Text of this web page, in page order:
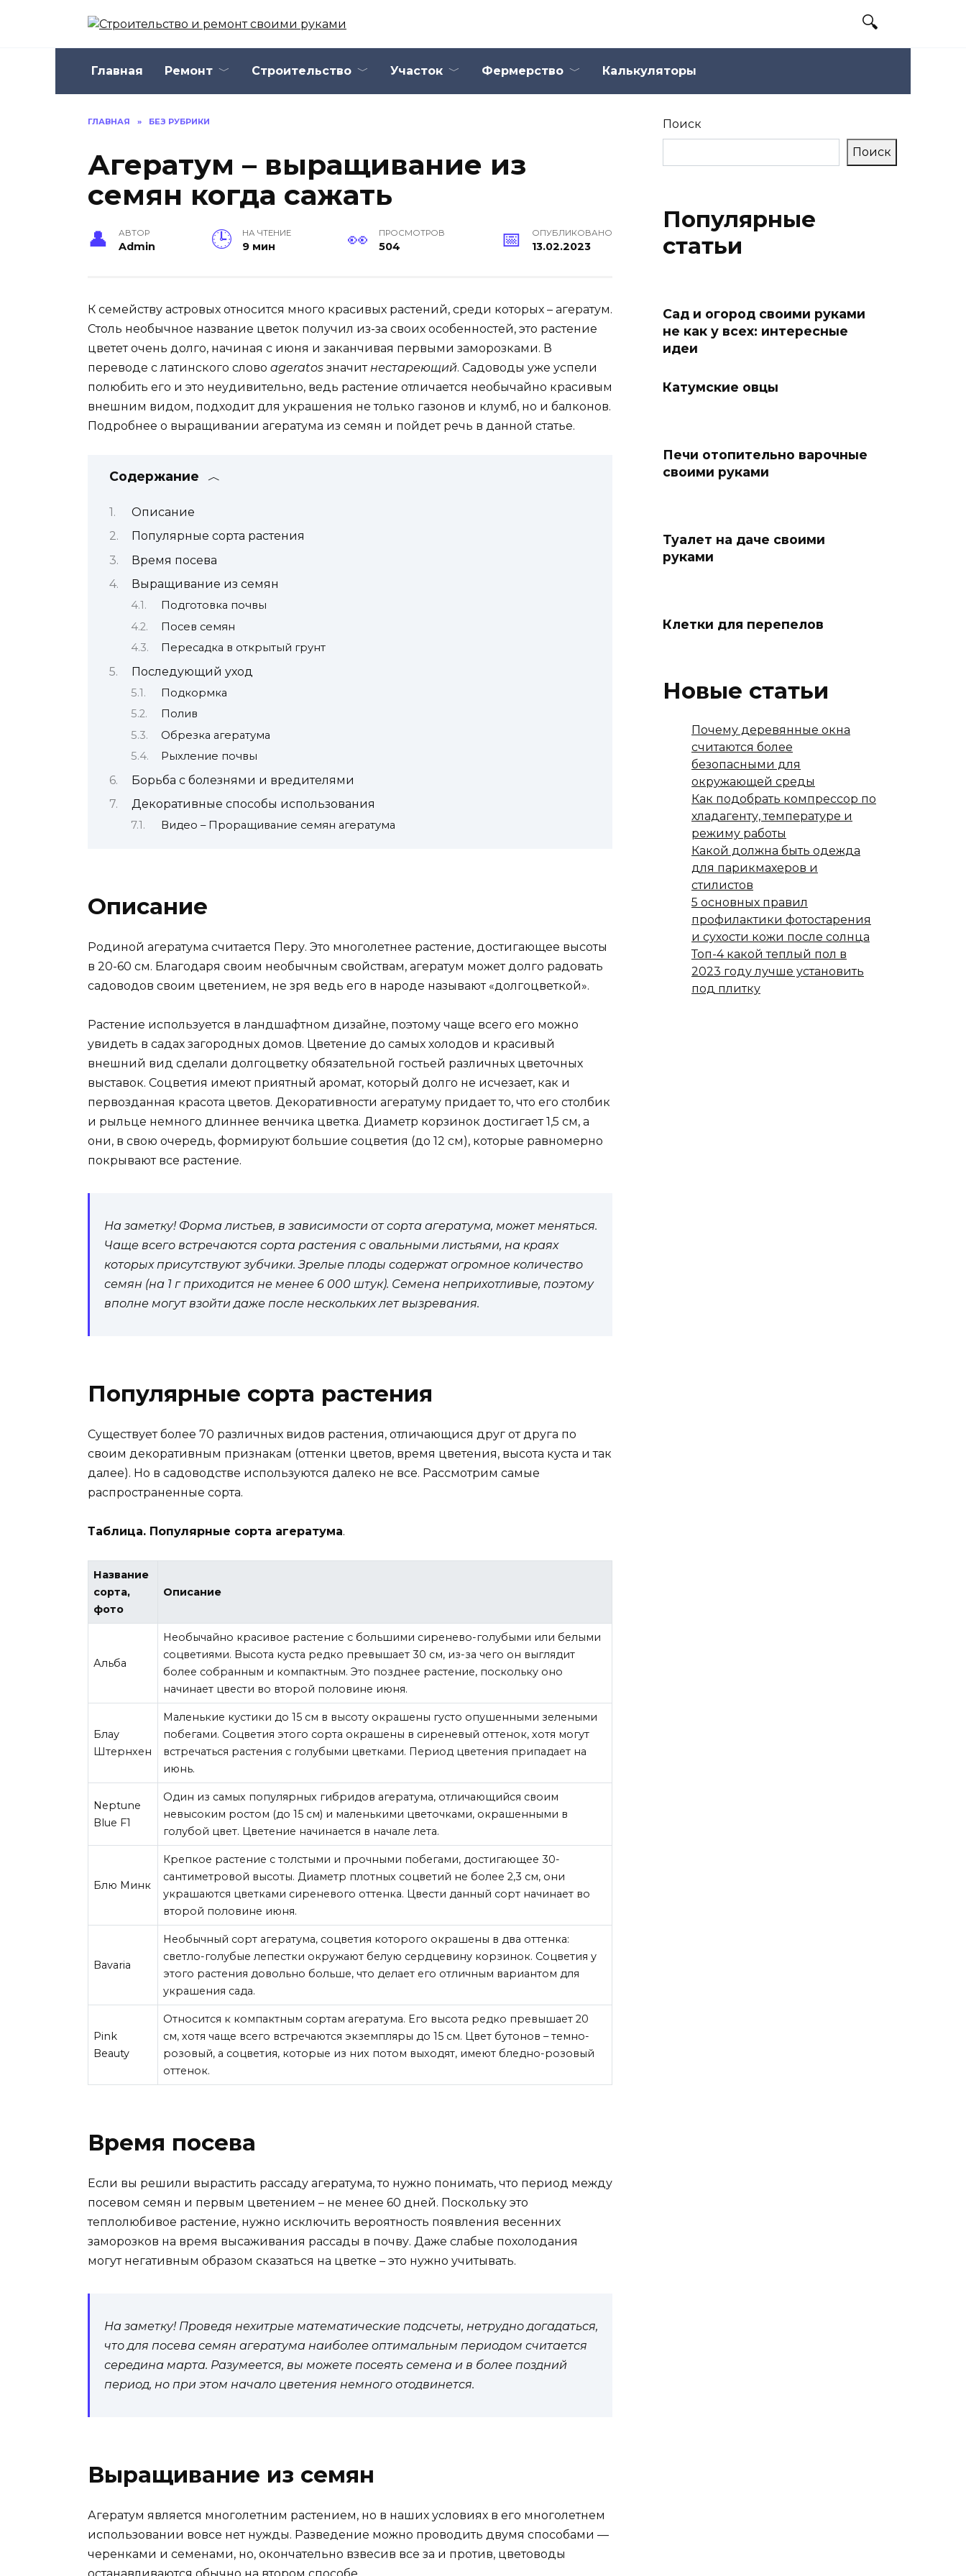
Главная Ремонт Строительство Участок Фермерство Калькуляторы
ГЛАВНАЯ » БЕЗ РУБРИКИ
Агератум – выращивание из
семян когда сажать
АВТОР
Admin
НА ЧТЕНИЕ
9 мин
ПРОСМОТРОВ
504
ОПУБЛИКОВАНО
13.02.2023
К семейству астровых относится много красивых растений, среди которых – агератум.
Столь необычное название цветок получил из-за своих особенностей, это растение
цветет очень долго, начиная с июня и заканчивая первыми заморозками. В
переводе с латинского слово ageratos значитнестареющий. Садоводы уже успели
полюбить его и это неудивительно, ведь растение отличается необычайно красивым
внешним видом, подходит для украшения не только газонов и клумб, но и балконов.
Подробнее о выращивании агератума из семян и пойдет речь в данной статье.
Содержание
Описание
Популярные сорта растения
Время посева
Выращивание из семян
Подготовка почвы
Посев семян
Пересадка в открытый грунт
Последующий уход
Подкормка
Полив
Обрезка агератума
Рыхление почвы
Борьба с болезнями и вредителями
Декоративные способы использования
Видео – Проращивание семян агератума
Описание
Родиной агератума считается Перу. Это многолетнее растение, достигающее высоты
в 20-60 см. Благодаря своим необычным свойствам, агератум может долго радовать
садоводов своим цветением, не зря ведь его в народе называют «долгоцветкой».
Растение используется в ландшафтном дизайне, поэтому чаще всего его можно
увидеть в садах загородных домов. Цветение до самых холодов и красивый
внешний вид сделали долгоцветку обязательной гостьей различных цветочных
выставок. Соцветия имеют приятный аромат, который долго не исчезает, как и
первозданная красота цветов. Декоративности агератуму придает то, что его столбик
и рыльце немного длиннее венчика цветка. Диаметр корзинок достигает 1,5 см, а
они, в свою очередь, формируют большие соцветия (до 12 см), которые равномерно
покрывают все растение.
На заметку! Форма листьев, в зависимости от сорта агератума, может меняться.
Чаще всего встречаются сорта растения с овальными листьями, на краях
которых присутствуют зубчики. Зрелые плоды содержат огромное количество
семян (на 1 г приходится не менее 6 000 штук). Семена неприхотливые, поэтому
вполне могут взойти даже после нескольких лет вызревания.
Популярные сорта растения
Существует более 70 различных видов растения, отличающися друг от друга по
своим декоративным признакам (оттенки цветов, время цветения, высота куста и так
далее). Но в садоводстве используются далеко не все. Рассмотрим самые
распространенные сорта.
Таблица. Популярные сорта агератума.
Название
сорта,
фото
Описание
Альба
Необычайно красивое растение с большими сиренево-голубыми или белыми
соцветиями. Высота куста редко превышает 30 см, из-за чего он выглядит
более собранным и компактным. Это позднее растение, поскольку оно
начинает цвести во второй половине июня.
Блау
Штернхен
Маленькие кустики до 15 см в высоту окрашены густо опушенными зелеными
побегами. Соцветия этого сорта окрашены в сиреневый оттенок, хотя могут
встречаться растения с голубыми цветками. Период цветения припадает на
июнь.
Neptune
Blue F1
Один из самых популярных гибридов агератума, отличающийся своим
невысоким ростом (до 15 см) и маленькими цветочками, окрашенными в
голубой цвет. Цветение начинается в начале лета.
Блю Минк
Крепкое растение с толстыми и прочными побегами, достигающее 30-
сантиметровой высоты. Диаметр плотных соцветий не более 2,3 см, они
украшаются цветками сиреневого оттенка. Цвести данный сорт начинает во
второй половине июня.
Bavaria
Необычный сорт агератума, соцветия которого окрашены в два оттенка:
светло-голубые лепестки окружают белую сердцевину корзинок. Соцветия у
этого растения довольно больше, что делает его отличным вариантом для
украшения сада.
Рink
Beauty
Относится к компактным сортам агератума. Его высота редко превышает 20
см, хотя чаще всего встречаются экземпляры до 15 см. Цвет бутонов – темно-
розовый, а соцветия, которые из них потом выходят, имеют бледно-розовый
оттенок.
Время посева
Если вы решили вырастить рассаду агератума, то нужно понимать, что период между
посевом семян и первым цветением – не менее 60 дней. Поскольку это
теплолюбивое растение, нужно исключить вероятность появления весенних
заморозков на время высаживания рассады в почву. Даже слабые похолодания
могут негативным образом сказаться на цветке – это нужно учитывать.
На заметку! Проведя нехитрые математические подсчеты, нетрудно догадаться,
что для посева семян агератума наиболее оптимальным периодом считается
середина марта. Разумеется, вы можете посеять семена и в более поздний
период, но при этом начало цветения немного отодвинется.
Выращивание из семян
Агератум является многолетним растением, но в наших условиях в его многолетнем
использовании вовсе нет нужды. Разведение можно проводить двумя способами —
черенками и семенами, но, окончательно взвесив все за и против, цветоводы
Поиск
Поиск
Популярные
статьи
Сад и огород своими руками
не как у всех: интересные
идеи
Катумские овцы
Печи отопительно варочные
своими руками
Туалет на даче своими
руками
Клетки для перепелов
Новые статьи
Почему деревянные окна
считаются более
безопасными для
окружающей среды
Как подобрать компрессор по
хладагенту, температуре и
режиму работы
Какой должна быть одежда
для парикмахеров и
стилистов
5 основных правил
профилактики фотостарения
и сухости кожи после солнца
Топ-4 какой теплый пол в
2023 году лучше установить
под плитку